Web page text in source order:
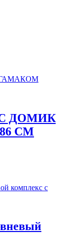
ДОМИК
СМ